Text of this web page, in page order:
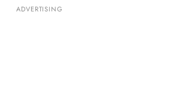
ADVERTISING